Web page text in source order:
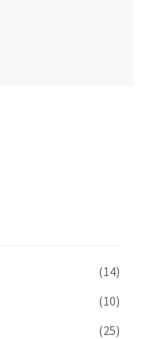
(14)
(10)
(25)